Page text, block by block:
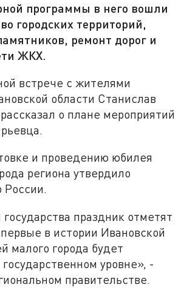
программы в него вошли
городских территорий,
ремонт дорог и
ЖКХ.
встрече с жителями
области Станислав
о плане мероприятий
и проведению юбилея
региона утвердило
России.
государства праздник отметят
в истории Ивановской
малого города будет
уровне», -
правительстве.